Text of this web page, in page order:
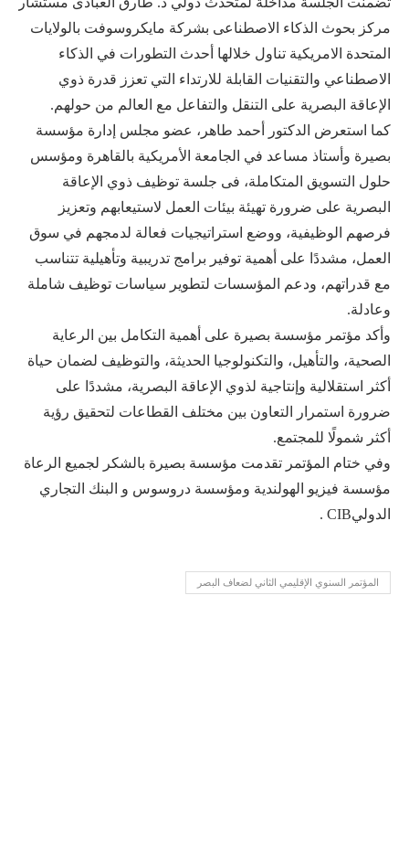
مركز بحوث الذكاء الاصطناعى بشركة مايكروسوفت بالولايات
المتحدة الامريكية تناول خلالها أحدث التطورات في الذكاء
الاصطناعي والتقنيات القابلة للارتداء التي تعزز قدرة ذوي
الإعاقة البصرية على التنقل والتفاعل مع العالم من حولهم.
كما استعرض الدكتور أحمد طاهر، عضو مجلس إدارة مؤسسة
بصيرة وأستاذ مساعد في الجامعة الأمريكية بالقاهرة ومؤسس
حلول التسويق المتكاملة، فى جلسة توظيف ذوي الإعاقة
البصرية على ضرورة تهيئة بيئات العمل لاستيعابهم وتعزيز
فرصهم الوظيفية، ووضع استراتيجيات فعالة لدمجهم في سوق
العمل، مشددًا على أهمية توفير برامج تدريبية وتأهيلية تتناسب
مع قدراتهم، ودعم المؤسسات لتطوير سياسات توظيف شاملة
وعادلة.
وأكد مؤتمر مؤسسة بصيرة على أهمية التكامل بين الرعاية
الصحية، والتأهيل، والتكنولوجيا الحديثة، والتوظيف لضمان حياة
أكثر استقلالية وإنتاجية لذوي الإعاقة البصرية، مشددًا على
ضرورة استمرار التعاون بين مختلف القطاعات لتحقيق رؤية
أكثر شمولًا للمجتمع.
وفي ختام المؤتمر تقدمت مؤسسة بصيرة بالشكر لجميع الرعاة
مؤسسة فيزيو الهولندية ومؤسسة دروسوس و البنك التجاري
الدوليCIB .
المؤتمر السنوي الإقليمي الثاني لضعاف البصر